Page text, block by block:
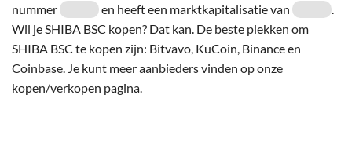
nummer
en heeft een marktkapitalisatie van
.
Wil je SHIBA BSC kopen? Dat kan. De beste plekken om
SHIBA BSC te kopen zijn: Bitvavo, KuCoin, Binance en
Coinbase. Je kunt meer aanbieders vinden op onze
kopen/verkopen pagina.